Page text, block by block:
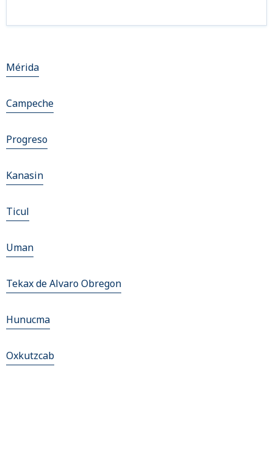
Mérida
Campeche
Progreso
Kanasin
Ticul
Uman
Tekax de Alvaro Obregon
Hunucma
Oxkutzcab